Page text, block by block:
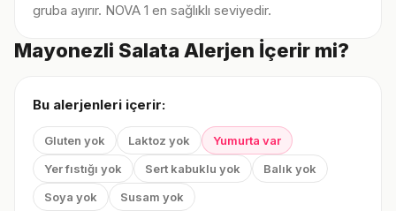
gruba ayırır. NOVA 1 en sağlıklı seviyedir.
Mayonezli Salata Alerjen İçerir mi?
Bu alerjenleri içerir:
Gluten yok Laktoz yok
Yumurta var
Yer fıstığı yok
Sert kabuklu yok
Balık yok
Soya yok
Susam yok